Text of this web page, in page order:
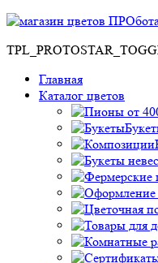
Главная
Каталог цветов